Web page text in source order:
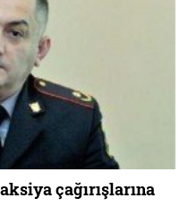
çağırışlarına